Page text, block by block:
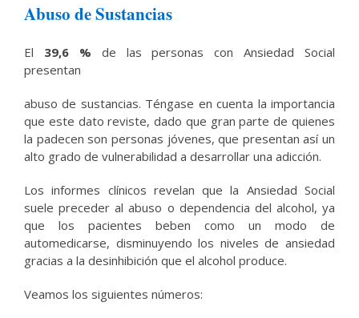
Abuso de Sustancias
El 39,6 % de las personas con Ansiedad Social
presentan
abuso de sustancias. Téngase en cuenta la importancia
que este dato reviste, dado que gran parte de quienes
la padecen son personas jóvenes, que presentan así un
alto grado de vulnerabilidad a desarrollar una adicción.
Los informes clínicos revelan que la Ansiedad Social
suele preceder al abuso o dependencia del alcohol, ya
que los pacientes beben como un modo de
automedicarse, disminuyendo los niveles de ansiedad
gracias a la desinhibición que el alcohol produce.
Veamos los siguientes números: